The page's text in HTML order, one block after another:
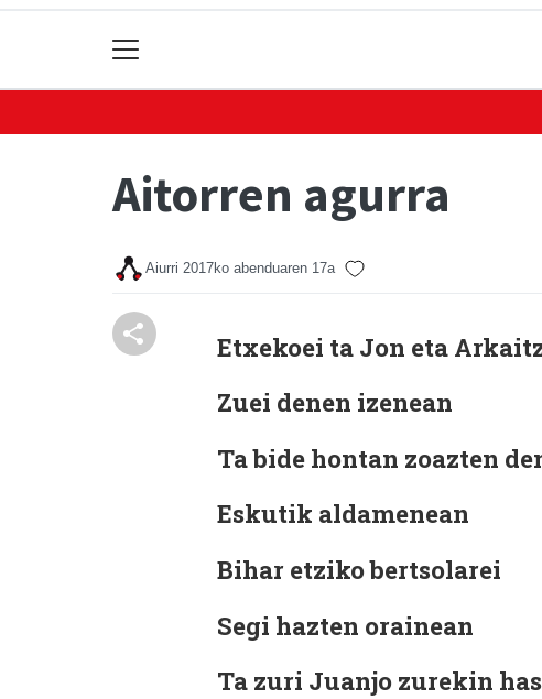
Aitorren agurra
Aiurri 2017ko abenduaren 17a
Etxekoei ta Jon eta
Zuei denen izenean
Ta bide hontan zoazten
Eskutik aldamenean
Bihar etziko bertsolarei
Segi hazten orainean
Ta zuri Juanjo zurekin